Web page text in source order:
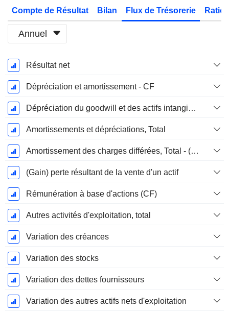
Compte de Résultat Bilan Flux de Trésorerie
Annuel
Période
Fiscale:
Décembre
Résultat net
Dépréciation et amortissement - CF
Dépréciation du goodwill et des actifs intangibles
Amortissements et dépréciations, Total
Amortissement des charges différées, Total - (CF)
(Gain) perte résultant de la vente d'un actif
Rémunération à base d'actions (CF)
Autres activités d'exploitation, total
Variation des créances
Variation des stocks
Variation des dettes fournisseurs
Variation des autres actifs nets d'exploitation